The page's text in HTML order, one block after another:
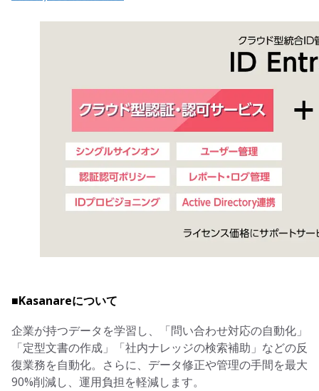
■Kasanareについて
企業が持つデータを学習し、「問い合わせ対応の自動化」
「定型文書の作成」「社内ナレッジの検索補助」などの反
復業務を自動化。さらに、データ修正や管理の手間を最大
90%削減し、運用負担を軽減します。